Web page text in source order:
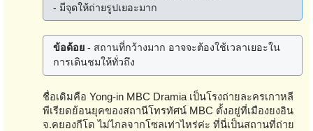
- มีจุดให้ถ่ายรูปเยอะมาก
ข้อด้อย - สถานที่กว้างมาก อาจจะต้องใช้เวลาเยอะใน
การเดินชมให้ทั่วถึง
ชื่อเดิมคือ Yong-in MBC Dramia เป็นโรงถ่ายละครเกาหลี
พีเรียดย้อนยุคของสถานีโทรทัศน์ MBC ตั้งอยู่ที่เมืองยงอิน
จ.คยองกีโด ไม่ไกลจากโซลเท่าไหร่ค่ะ ที่นี่เป็นสถานที่ถ่าย